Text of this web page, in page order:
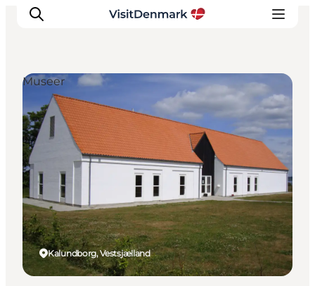
Inspiration
Destinationer
Oplevelser
Overnatning
Planlæg ferien
Kalundborg, Vestsjælland
Museer